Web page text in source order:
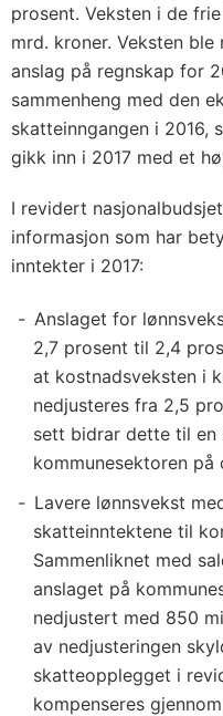
prosent. Veksten i de
mrd. kroner. Veksten
anslag på regnskap for
sammenheng med den
skatteinngangen i 2016,
gikk inn i 2017 med et
I revidert
informasjon som har
inntekter i 2017:
Anslaget for
2,7 prosent til 2,4
at kostnadsveksten i
nedjusteres fra 2,5
sett bidrar dette til en
kommunesektoren
Lavere lønnsvekst
skatteinntektene til
Sammenliknet med
anslaget på
nedjustert med 850
av nedjusteringen
skatteopplegget i
kompenseres